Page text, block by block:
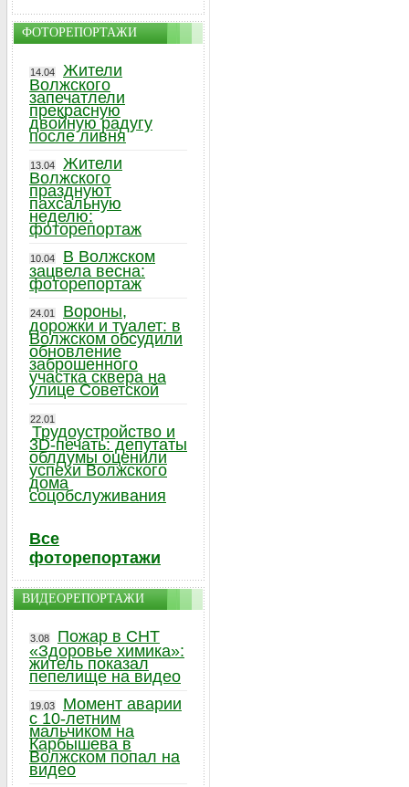
ФОТОРЕПОРТАЖИ
14.04
Жители
Волжского
запечатлели
прекрасную
двойную радугу
после ливня
13.04
Жители
Волжского
празднуют
пахсальную
неделю:
фоторепортаж
10.04
В Волжском
зацвела весна:
фоторепортаж
24.01
Вороны,
дорожки и туалет: в
Волжском обсудили
обновление
заброшенного
участка сквера на
улице Советской
22.01
Трудоустройство и
3D-печать: депутаты
облдумы оценили
успехи Волжского
дома
соцобслуживания
Все
фоторепортажи
ВИДЕОРЕПОРТАЖИ
3.08
Пожар в СНТ
«Здоровье химика»:
житель показал
пепелище на видео
19.03
Момент аварии
с 10-летним
мальчиком на
Карбышева в
Волжском попал на
видео